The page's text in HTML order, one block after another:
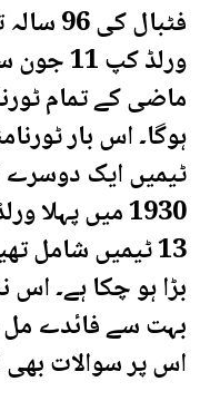
فٹبال
ورلڈ
ماضی کے تمام
ٹیمیں ایک
1930 میں
13 ٹیمیں شامل
بڑا ہو چکا ہے۔
بہت سے فائدے مل
اس پر سوالات بھی